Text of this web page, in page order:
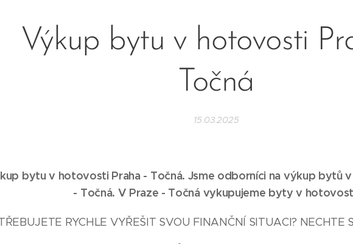
Výkup bytu v hotovosti
Točná
15.03.2025
bytu v hotovosti Praha - Točná. Jsme odborníci na výkup bytů
- Točná. V Praze - Točná vykupujeme byty v
RYCHLE VYŘEŠIT SVOU FINANČNÍ SITUACI? NECHTE